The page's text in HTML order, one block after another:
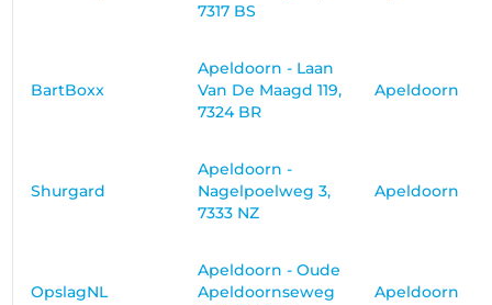
7317 BS
BartBoxx
Apeldoorn - Laan
Van De Maagd 119,
7324 BR
Apeldoorn
Shurgard
Apeldoorn -
Nagelpoelweg 3,
7333 NZ
Apeldoorn
OpslagNL
Apeldoorn - Oude
Apeldoornseweg
Apeldoorn